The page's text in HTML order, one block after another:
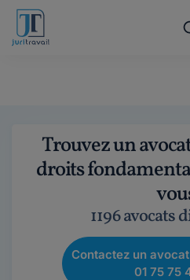
Trouvez un
droits
1196 avocats
Contactez un
01 75 75